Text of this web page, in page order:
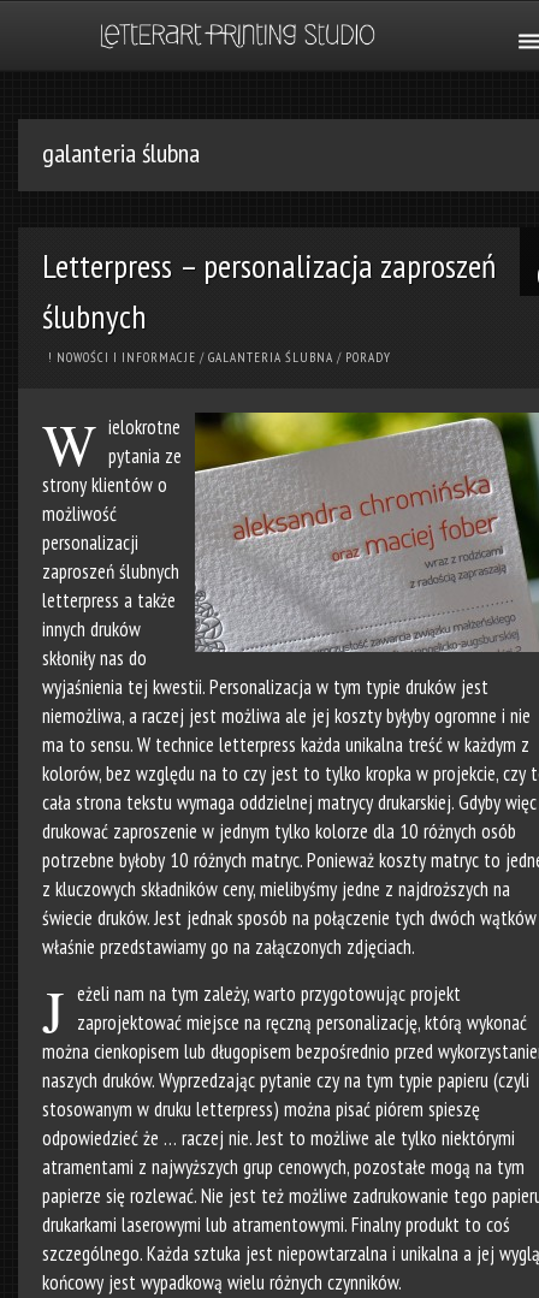
galanteria ślubna
Letterpress – personalizacja zaproszeń
ślubnych
! NOWOŚCI I INFORMACJE / GALANTERIA ŚLUBNA / PORADY
W ielokrotne
pytania ze
strony klientów o
możliwość
personalizacji
zaproszeń ślubnych
letterpress a także
innych druków
skłoniły nas do
wyjaśnienia tej kwestii. Personalizacja w tym typie druków jest
niemożliwa, a raczej jest możliwa ale jej koszty byłyby ogromne i nie
ma to sensu. W technice letterpress każda unikalna treść w każdym z
kolorów, bez względu na to czy jest to tylko kropka w projekcie, czy
cała strona tekstu wymaga oddzielnej matrycy drukarskiej. Gdyby więc
drukować zaproszenie w jednym tylko kolorze dla 10 różnych osób
potrzebne byłoby 10 różnych matryc. Ponieważ koszty matryc to
z kluczowych składników ceny, mielibyśmy jedne z najdroższych na
świecie druków. Jest jednak sposób na połączenie tych dwóch
właśnie przedstawiamy go na załączonych zdjęciach.
J eżeli nam na tym zależy, warto przygotowując projekt
zaprojektować miejsce na ręczną personalizację, którą wykonać
można cienkopisem lub długopisem bezpośrednio przed
naszych druków. Wyprzedzając pytanie czy na tym typie papieru (czyli
stosowanym w druku letterpress) można pisać piórem spieszę
odpowiedzieć że … raczej nie. Jest to możliwe ale tylko niektórymi
atramentami z najwyższych grup cenowych, pozostałe mogą na tym
papierze się rozlewać. Nie jest też możliwe zadrukowanie tego
drukarkami laserowymi lub atramentowymi. Finalny produkt to coś
szczególnego. Każda sztuka jest niepowtarzalna i unikalna a jej
końcowy jest wypadkową wielu różnych czynników.